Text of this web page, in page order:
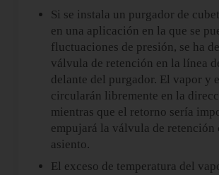
Si se instala un purgador de
en una aplicación en la que se
fluctuaciones de presión, se ha
válvula de retención en la línea
delante del purgador. El vapor y
circularán libremente en la
mientras que el retorno sería
empujará la válvula de retención
asiento.
El exceso de temperatura del